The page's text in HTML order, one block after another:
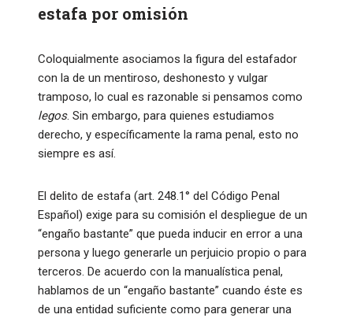
estafa por omisión
Coloquialmente asociamos la figura del estafador
con la de un mentiroso, deshonesto y vulgar
tramposo, lo cual es razonable si pensamos como
legos. Sin embargo, para quienes estudiamos
derecho, y específicamente la rama penal, esto no
siempre es así.
El delito de estafa (art. 248.1° del Código Penal
Español) exige para su comisión el despliegue de un
“engaño bastante” que pueda inducir en error a una
persona y luego generarle un perjuicio propio o para
terceros. De acuerdo con la manualística penal,
hablamos de un “engaño bastante” cuando éste es
de una entidad suficiente como para generar una